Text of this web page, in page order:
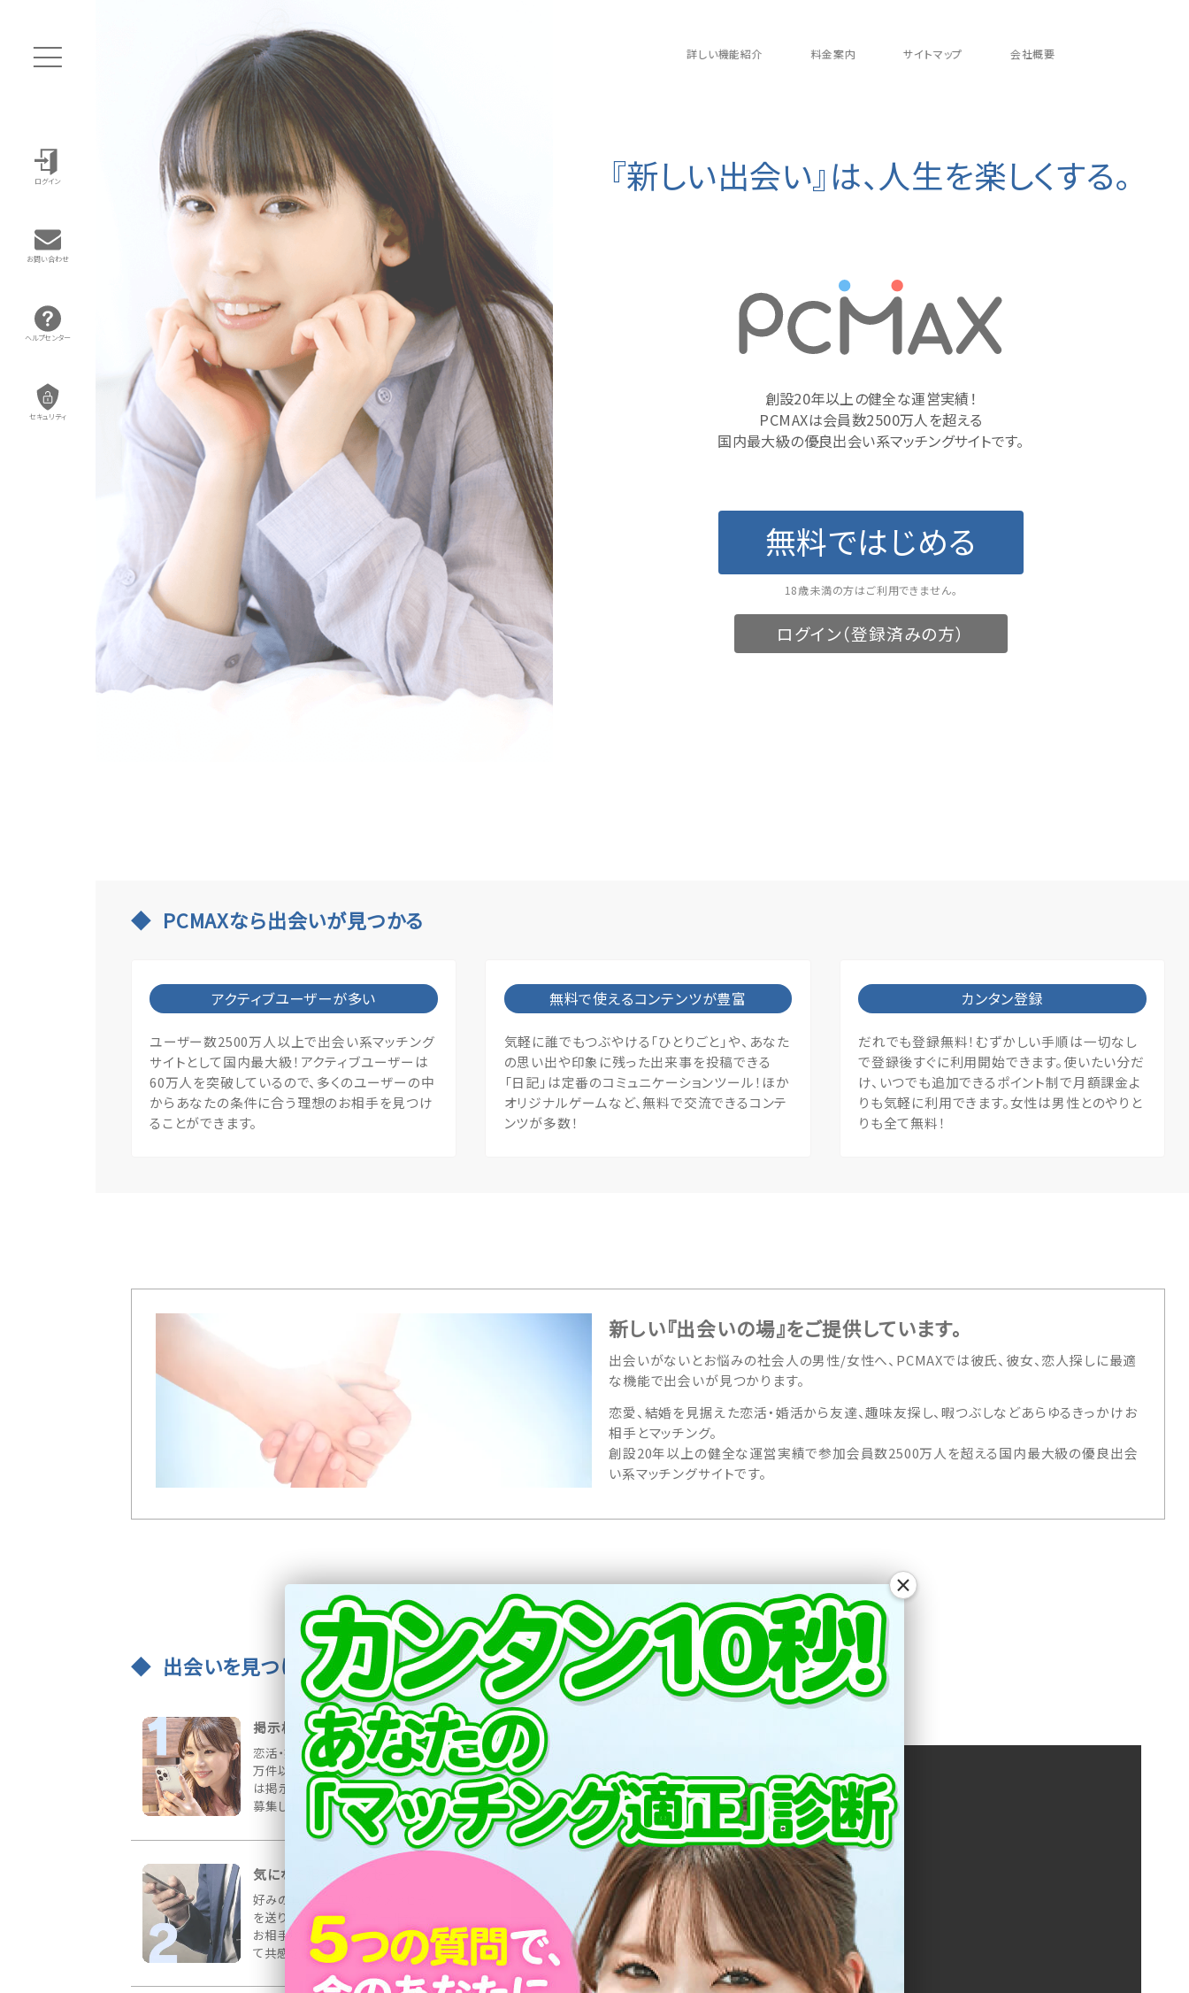
『新しい出会い』は、人生を楽しくする。
創設20年以上の健全な運営実績！
PCMAXは会員数2500万人を超える
国内最大級の優良出会い系マッチングサイトです。
無料ではじめる
18歳未満の方はご利用できません。
ログイン（登録済みの方）
詳しい機能紹介 料金案内 サイトマップ 会社概要
ログイン
お問い合わせ
ヘルプセンター
セキュリティ
PCMAXなら出会いが見つかる
アクティブユーザーが多い
ユーザー数2500万人以上で出会い系マッチング
サイトとして国内最大級！アクティブユーザーは
60万人を突破しているので、多くのユーザーの中
からあなたの条件に合う理想のお相手を見つけ
ることができます。
無料で使えるコンテンツが豊富
気軽に誰でもつぶやける「ひとりごと」や、あなた
の思い出や印象に残った出来事を投稿できる
「日記」は定番のコミュニケーションツール！ほか
オリジナルゲームなど、無料で交流できるコンテ
ンツが多数！
カンタン登録
だれでも登録無料！むずかしい手順は一切なし
で登録後すぐに利用開始できます。使いたい分だ
け、いつでも追加できるポイント制で月額課金よ
りも気軽に利用できます。女性は男性とのやりと
りも全て無料！
新しい『出会いの場』をご提供しています。
出会いがないとお悩みの社会人の男性/女性へ、PCMAXでは彼氏、彼女、恋人探しに最適
な機能で出会いが見つかります。
恋愛、結婚を見据えた恋活・婚活から友達、趣味友探し、暇つぶしなどあらゆるきっかけお
相手とマッチング。
創設20年以上の健全な運営実績で参加会員数2500万人を超える国内最大級の優良出会
い系マッチングサイトです。
出会いを見つける3ステップ
掲示板で出会いを募集
恋活・婚活など様々な募集が毎日3
万件以上書き込まれています！まず
は掲示板にお相手の希望を書いて
募集しましょう！
気になる相手にメッセージ
好みのお相手を見つけてメッセージ
を送りましょう！プロフィールなどの
お相手の情報をしっかりチェックし
て共感を得られる内容が◎
PCMAXでの出会い方
×